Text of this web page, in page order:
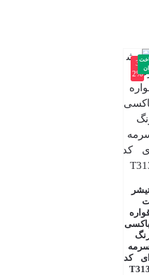
-3
2%
باکسی
ای کد
T313